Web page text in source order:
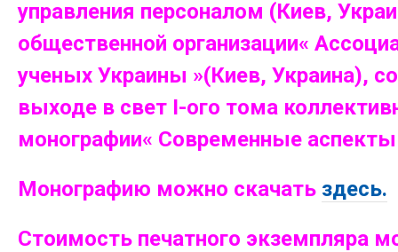
управления персоналом (Киев,
общественной организации«
ученых Украины »(Киев, Украина),
выходе в свет І-ого тома
монографии« Современные аспекты
Монографию можно скачать здесь.
Стоимость печатного экземпляра